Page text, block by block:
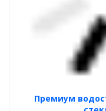
Премиум